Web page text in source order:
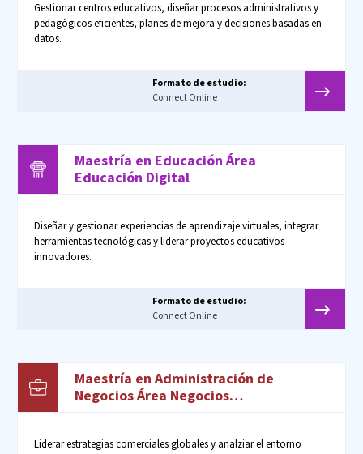
Gestionar centros educativos, diseñar procesos administrativos y
pedagógicos eficientes, planes de mejora y decisiones basadas en
datos.
Formato de estudio:
Connect Online
Maestría en Educación Área
Educación Digital
Diseñar y gestionar experiencias de aprendizaje virtuales, integrar
herramientas tecnológicas y liderar proyectos educativos
innovadores.
Formato de estudio:
Connect Online
Maestría en Administración de
Negocios Área Negocios
Liderar estrategias comerciales globales y analziar el entorno